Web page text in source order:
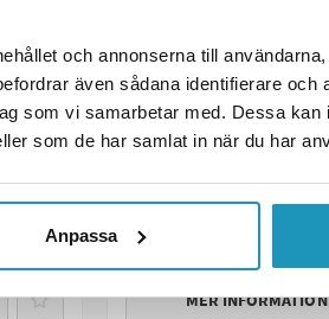
och annonserna till
även sådana identifierare och
som vi samarbetar med. Dessa
som de har samlat in när du har
Anpassa
SOMMARREA
Sexkantsskruv
118 kr
2 I LAGER
MER INFORMATION